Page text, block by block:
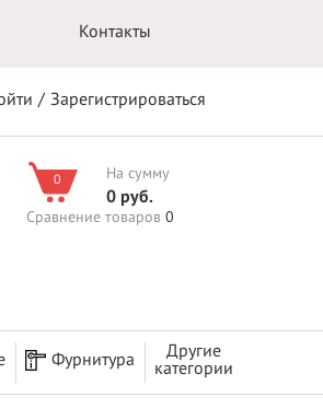
Контакты
/ Зарегистрироваться
0 На сумму
0 руб.
Сравнение товаров 0
Фурнитура
Другие
категории